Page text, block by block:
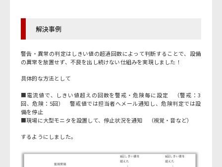
解決事例
警告・異常の判定はしきい値の超過回数によって判断することで、設備
の異常を放置せず、不良を出し続けない仕組みを実現しました！
具体的な方法として
■電流値で、しきい値超えの回数を警戒・危険毎に設定 （警戒：3
回、危険：5回） 警戒値では担当者へメール通知し、危険判定では設
備を停止
■現場に大型モニタを設置して、停止状況を通知 （視覚・音など）
するようにしました。